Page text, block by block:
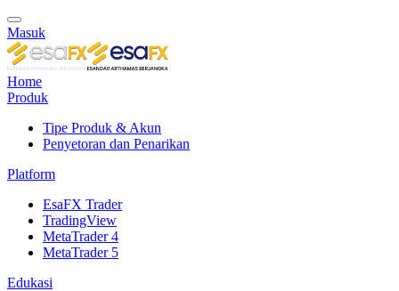
Masuk
Home
Produk
Tipe Produk & Akun
Penyetoran dan Penarikan
Platform
EsaFX Trader
TradingView
MetaTrader 4
MetaTrader 5
Edukasi